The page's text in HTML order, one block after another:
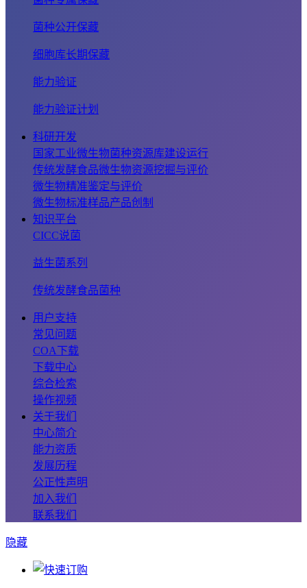
菌种公开保藏
细胞库长期保藏
能力验证
能力验证计划
科研开发
国家工业微生物菌种资源库建设运行
传统发酵食品微生物资源挖掘与评价
微生物精准鉴定与评价
微生物标准样品产品创制
知识平台
CICC说菌
益生菌系列
传统发酵食品菌种
用户支持
常见问题
COA下载
下载中心
综合检索
操作视频
关于我们
中心简介
能力资质
发展历程
公正性声明
加入我们
联系我们
隐藏